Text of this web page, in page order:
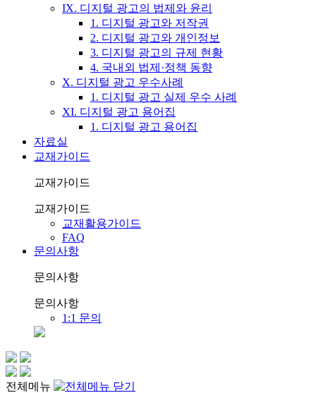
IX. 디지털 광고의 법제와 윤리
1. 디지털 광고와 저작권
2. 디지털 광고와 개인정보
3. 디지털 광고의 규제 현황
4. 국내외 법제·정책 동향
X. 디지털 광고 우수사례
1. 디지털 광고 실제 우수 사례
XI. 디지털 광고 용어집
1. 디지털 광고 용어집
자료실
교재가이드
교재가이드
교재가이드
교재활용가이드
FAQ
문의사항
문의사항
문의사항
1:1 문의
전체메뉴